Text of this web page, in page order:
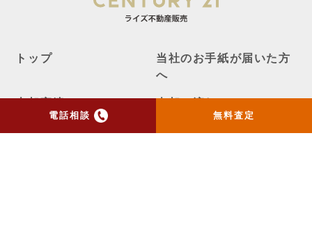
電話相談 無料査定
トップ
当社のお手紙が届いた方
へ
お客様の声 ニュース